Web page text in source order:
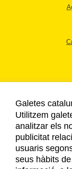
Galetes
Utilitzem
analitzar els
publicitat
usuaris
seus hàbits